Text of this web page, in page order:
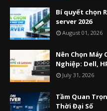
Bí quyết chọn
server 2026
August 01, 2026
Nên Chọn Máy
Nghiệp: Dell,
July 31, 2026
Tầm Quan
Thời Đại Số